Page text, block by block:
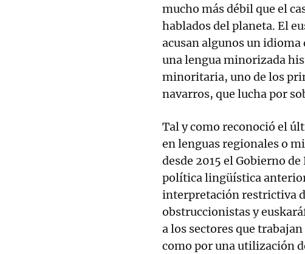
mucho más débil que el
hablados del planeta. El
acusan algunos un
una lengua minorizada
minoritaria, uno de los
navarros, que lucha por
Tal y como reconoció el
en lenguas regionales o
desde 2015 el Gobierno
política lingüística
interpretación restrictiva
obstruccionistas y
a los sectores que
como por una utilización